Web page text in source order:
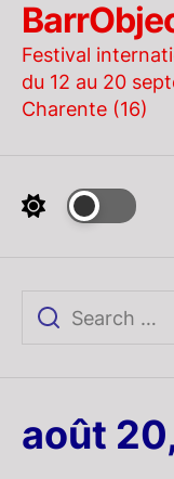
Skip
the
content
Festival
du 12 au 20
Charente (16)
août